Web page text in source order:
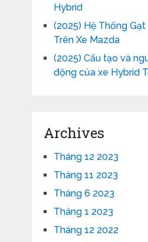
Hybrid
(2025) Hệ Thống
Trên Xe Mazda
(2025) Cấu tạo và
động của xe Hybrid
Archives
Tháng 12 2023
Tháng 11 2023
Tháng 6 2023
Tháng 1 2023
Tháng 12 2022